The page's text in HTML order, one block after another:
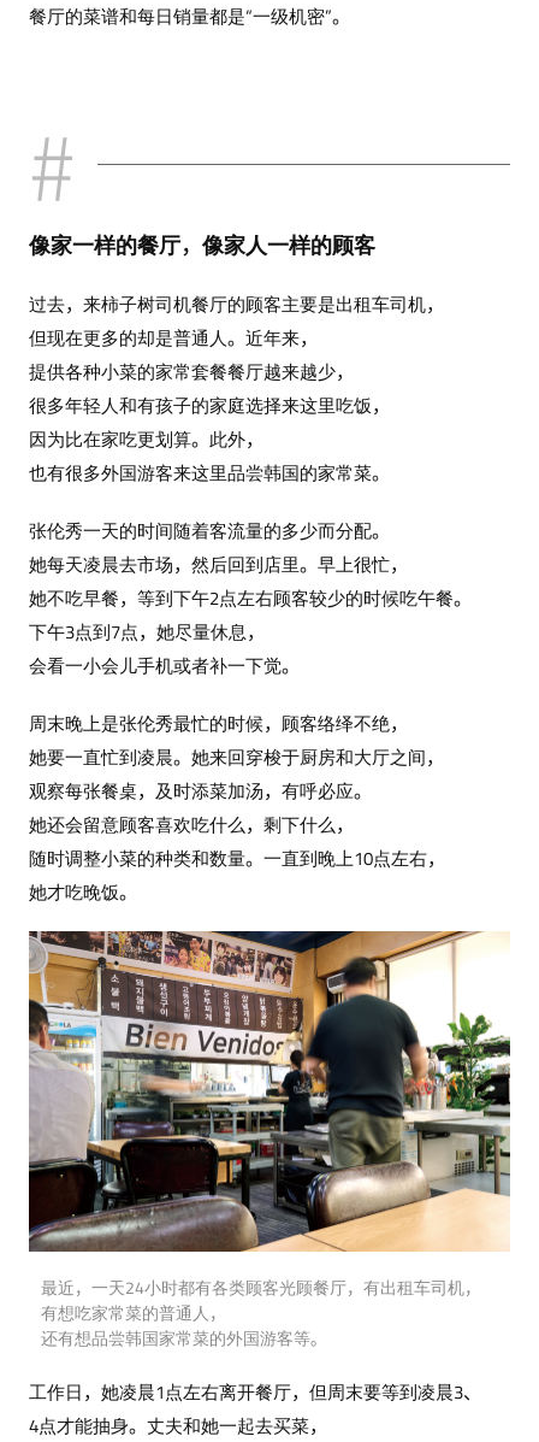
餐厅的菜谱和每日销量都是“一级机密”。
像家一样的餐厅，像家人一样的顾客
过去，来柿子树司机餐厅的顾客主要是出租车司机，
但现在更多的却是普通人。近年来，
提供各种小菜的家常套餐餐厅越来越少，
很多年轻人和有孩子的家庭选择来这里吃饭，
因为比在家吃更划算。此外，
也有很多外国游客来这里品尝韩国的家常菜。
张伦秀一天的时间随着客流量的多少而分配。
她每天凌晨去市场，然后回到店里。早上很忙，
她不吃早餐，等到下午2点左右顾客较少的时候吃午餐。
下午3点到7点，她尽量休息，
会看一小会儿手机或者补一下觉。
周末晚上是张伦秀最忙的时候，顾客络绎不绝，
她要一直忙到凌晨。她来回穿梭于厨房和大厅之间，
观察每张餐桌，及时添菜加汤，有呼必应。
她还会留意顾客喜欢吃什么，剩下什么，
随时调整小菜的种类和数量。一直到晚上10点左右，
她才吃晚饭。
最近，一天24小时都有各类顾客光顾餐厅，有出租车司机，
有想吃家常菜的普通人，
还有想品尝韩国家常菜的外国游客等。
工作日，她凌晨1点左右离开餐厅，但周末要等到凌晨3、
4点才能抽身。丈夫和她一起去买菜，